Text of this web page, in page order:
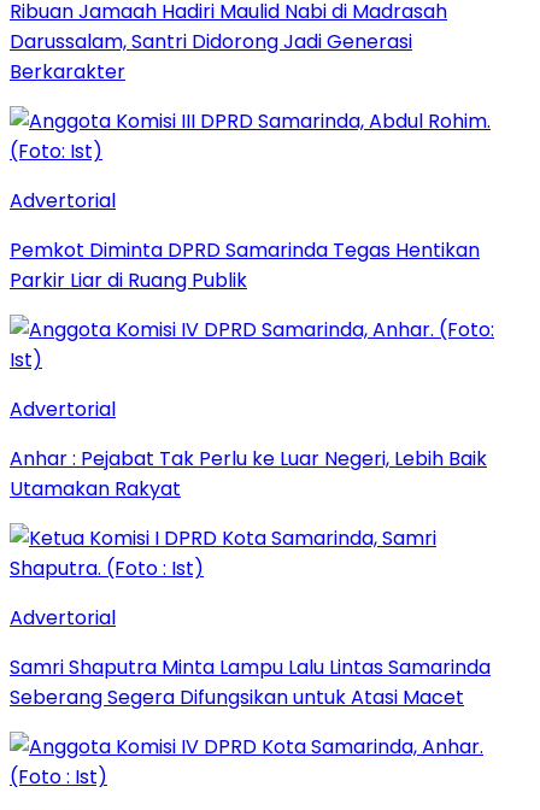
Ribuan Jamaah Hadiri Maulid Nabi di Madrasah
Darussalam, Santri Didorong Jadi Generasi
Berkarakter
Advertorial
Pemkot Diminta DPRD Samarinda Tegas Hentikan
Parkir Liar di Ruang Publik
Advertorial
Anhar : Pejabat Tak Perlu ke Luar Negeri, Lebih Baik
Utamakan Rakyat
Advertorial
Samri Shaputra Minta Lampu Lalu Lintas Samarinda
Seberang Segera Difungsikan untuk Atasi Macet